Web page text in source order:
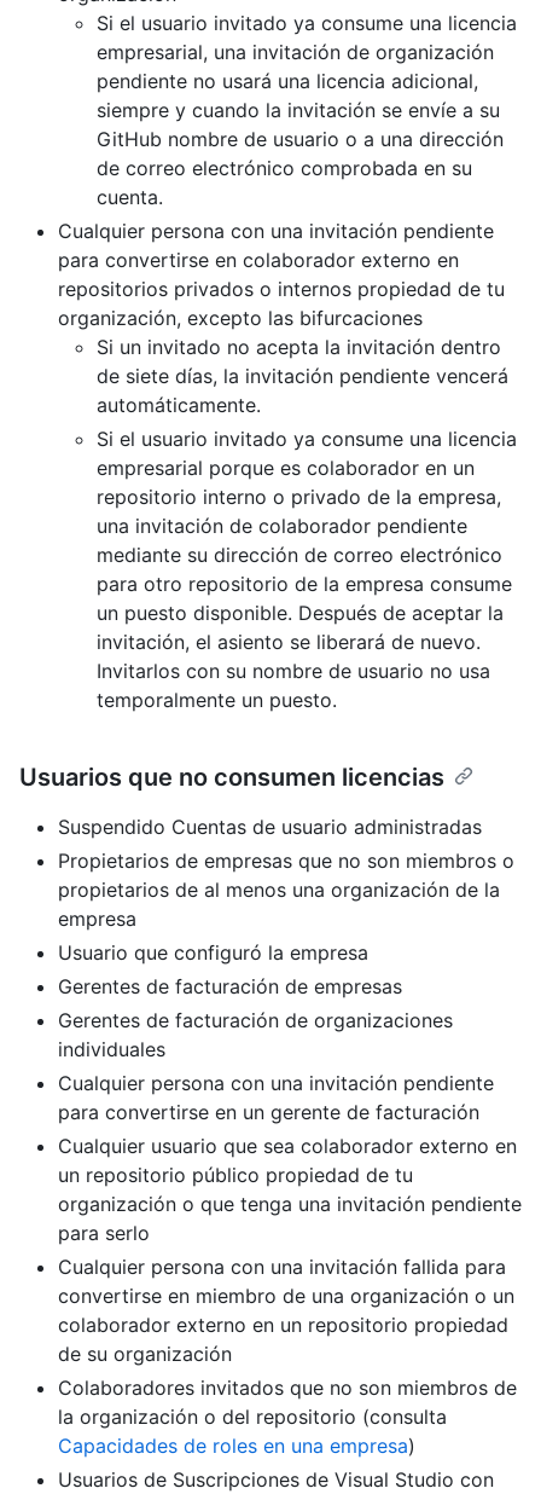
Si el usuario invitado ya consume una licencia
empresarial, una invitación de organización
pendiente no usará una licencia adicional,
siempre y cuando la invitación se envíe a su
GitHub nombre de usuario o a una dirección
de correo electrónico comprobada en su
cuenta.
Cualquier persona con una invitación pendiente
para convertirse en colaborador externo en
repositorios privados o internos propiedad de tu
organización, excepto las bifurcaciones
Si un invitado no acepta la invitación dentro
de siete días, la invitación pendiente vencerá
automáticamente.
Si el usuario invitado ya consume una licencia
empresarial porque es colaborador en un
repositorio interno o privado de la empresa,
una invitación de colaborador pendiente
mediante su dirección de correo electrónico
para otro repositorio de la empresa consume
un puesto disponible. Después de aceptar la
invitación, el asiento se liberará de nuevo.
Invitarlos con su nombre de usuario no usa
temporalmente un puesto.
Usuarios que no consumen licencias
Suspendido Cuentas de usuario administradas
Propietarios de empresas que no son miembros o
propietarios de al menos una organización de la
empresa
Usuario que configuró la empresa
Gerentes de facturación de empresas
Gerentes de facturación de organizaciones
individuales
Cualquier persona con una invitación pendiente
para convertirse en un gerente de facturación
Cualquier usuario que sea colaborador externo en
un repositorio público propiedad de tu
organización o que tenga una invitación pendiente
para serlo
Cualquier persona con una invitación fallida para
convertirse en miembro de una organización o un
colaborador externo en un repositorio propiedad
de su organización
Colaboradores invitados que no son miembros de
la organización o del repositorio (consulta
Capacidades de roles en una empresa)
Usuarios de Suscripciones de Visual Studio con